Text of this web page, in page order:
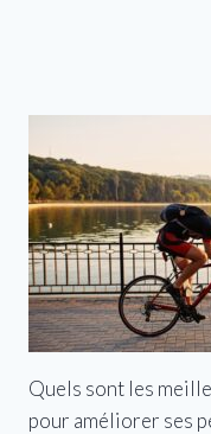
Quels sont les
pour améliorer ses